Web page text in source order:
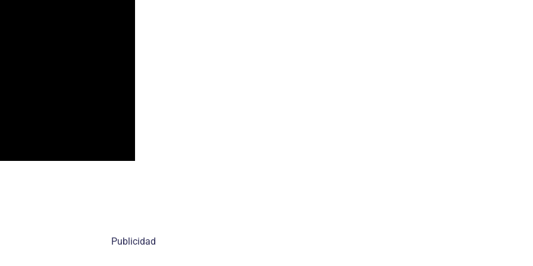
Publicidad